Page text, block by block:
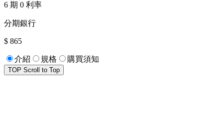
6 期 0 利率
分期銀行
$ 865
介紹 規格 購買須知
TOP Scroll to Top